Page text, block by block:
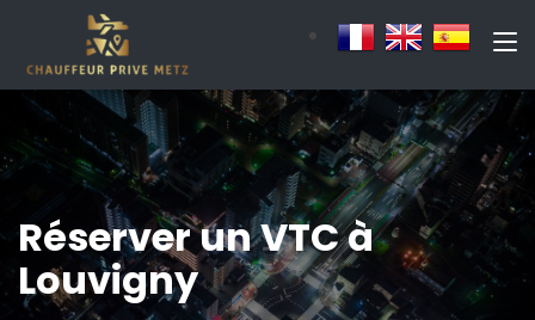
Réserver un VTC à
Louvigny